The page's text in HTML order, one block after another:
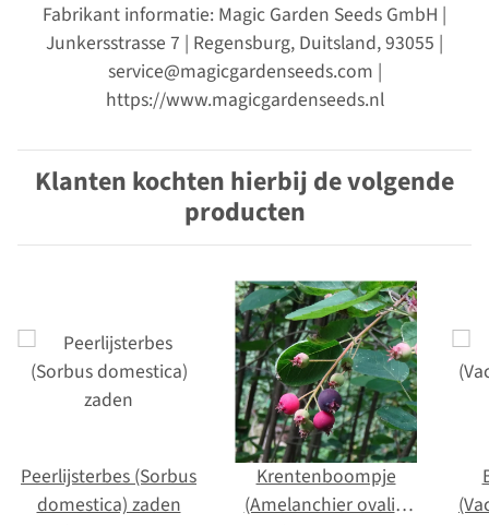
Fabrikant informatie: Magic Garden Seeds GmbH |
Junkersstrasse 7 | Regensburg, Duitsland, 93055 |
service@magicgardenseeds.com |
https://www.magicgardenseeds.nl
Klanten kochten hierbij de volgende
producten
Peerlijsterbes (Sorbus
domestica) zaden
Krentenboompje
(Amelanchier ovalis)